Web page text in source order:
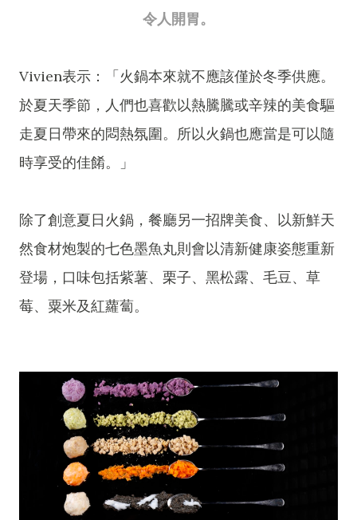
令人開胃。
Vivien表示：「火鍋本來就不應該僅於冬季供應。
於夏天季節，人們也喜歡以熱騰騰或辛辣的美食驅
走夏日帶來的悶熱氛圍。所以火鍋也應當是可以隨
時享受的佳餚。」
除了創意夏日火鍋，餐廳另一招牌美食、以新鮮天
然食材炮製的七色墨魚丸則會以清新健康姿態重新
登場，口味包括紫薯、栗子、黑松露、毛豆、草
莓、粟米及紅蘿蔔。